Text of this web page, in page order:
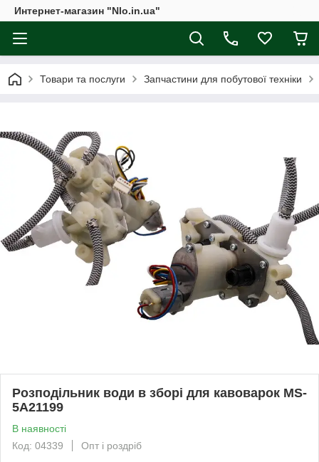
Интернет-магазин "Nlo.in.ua"
Товари та послуги Запчастини для побутової техніки
Розподільник води в зборі для кавоварок MS-
5A21199
В наявності
Код: 04339
Опт і роздріб